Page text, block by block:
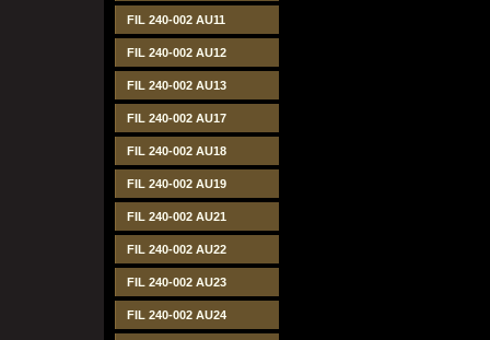
FIL 240-002 AU11
FIL 240-002 AU12
FIL 240-002 AU13
FIL 240-002 AU17
FIL 240-002 AU18
FIL 240-002 AU19
FIL 240-002 AU21
FIL 240-002 AU22
FIL 240-002 AU23
FIL 240-002 AU24